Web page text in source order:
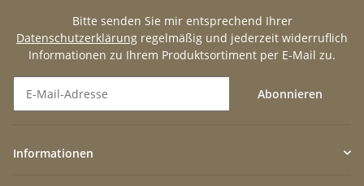
Bitte senden Sie mir entsprechend Ihrer
Datenschutzerklärung regelmäßig und jederzeit widerruflich
Informationen zu Ihrem Produktsortiment per E-Mail zu.
Abonnieren
Informationen